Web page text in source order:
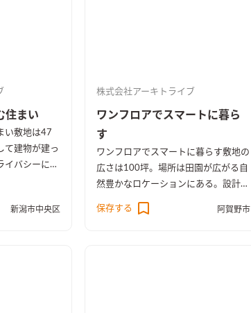
住まい
い敷地は47
て建物が建っ
イバシーに配
、6帖の個
新潟市中央区
株式会社アーキトライブ
ワンフロアでスマートに暮ら
す
ワンフロアでスマートに暮らす敷地の
広さは100坪。場所は田園が広がる自
然豊かなロケーションにある。設計条
件として、コンパクトで機能的な平屋
住宅が挙げられた。平面計画として、
保存する 阿賀野市